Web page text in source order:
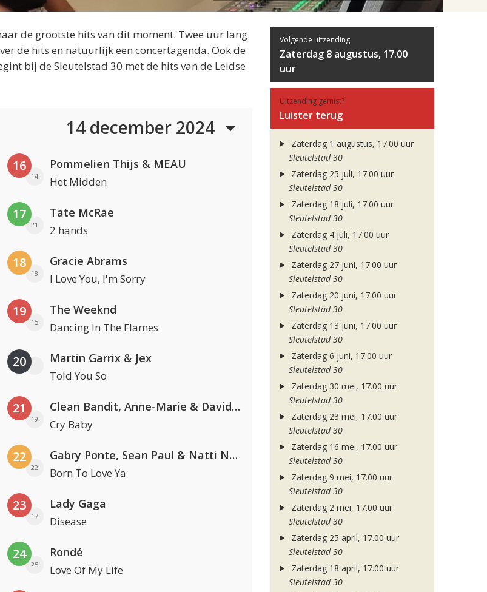
de grootste hits van dit moment. Twee uur lang
de hits en natuurlijk een concertagenda. Ook de
bij de Sleutelstad 30 met de hits van de Leidse
14 december 2024
16
14
Pommelien Thijs & MEAU
Het Midden
17
21
Tate McRae
2 hands
18
18
Gracie Abrams
I Love You, I'm Sorry
19
15
The Weeknd
Dancing In The Flames
20 Martin Garrix & Jex
Told You So
21
19
Clean Bandit, Anne-Marie & David Guetta
Cry Baby
22
22
Gabry Ponte, Sean Paul & Natti Natasha
Born To Love Ya
23
17
Lady Gaga
Disease
24
25
Rondé
Love Of My Life
Volgende uitzending:
Zaterdag 8 augustus, 17.00
uur
Uitzending gemist?
Luister terug
Zaterdag 1 augustus, 17.00 uur
Sleutelstad 30
Zaterdag 25 juli, 17.00 uur
Sleutelstad 30
Zaterdag 18 juli, 17.00 uur
Sleutelstad 30
Zaterdag 4 juli, 17.00 uur
Sleutelstad 30
Zaterdag 27 juni, 17.00 uur
Sleutelstad 30
Zaterdag 20 juni, 17.00 uur
Sleutelstad 30
Zaterdag 13 juni, 17.00 uur
Sleutelstad 30
Zaterdag 6 juni, 17.00 uur
Sleutelstad 30
Zaterdag 30 mei, 17.00 uur
Sleutelstad 30
Zaterdag 23 mei, 17.00 uur
Sleutelstad 30
Zaterdag 16 mei, 17.00 uur
Sleutelstad 30
Zaterdag 9 mei, 17.00 uur
Sleutelstad 30
Zaterdag 2 mei, 17.00 uur
Sleutelstad 30
Zaterdag 25 april, 17.00 uur
Sleutelstad 30
Zaterdag 18 april, 17.00 uur
Sleutelstad 30